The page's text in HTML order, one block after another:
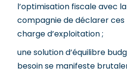
l’optimisation fiscale avec
compagnie de déclarer
charge d’exploitation ;
une solution d’équilibre
besoin se manifeste